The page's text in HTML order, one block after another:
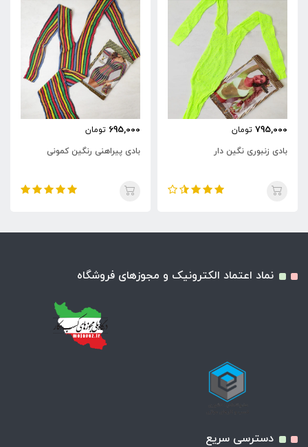
795,000 تومان
بادی زنبوری نگین دار
695,000 تومان
بادی پیراهنی رنگین کمونی
نماد اعتماد الکترونیک و مجوزهای فروشگاه
دسترسی سریع